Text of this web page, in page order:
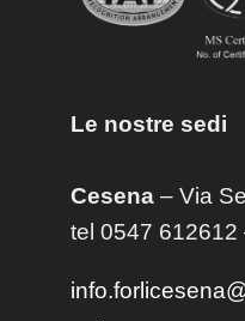
Le nostre sedi
Cesena– Via
tel 0547 612612